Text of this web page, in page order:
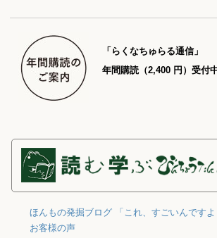
「らくなちゅらる通信」
年間購読（2,400 円）受付
ほんもの発掘ブログ 「これ、すごいんですよ
お客様の声